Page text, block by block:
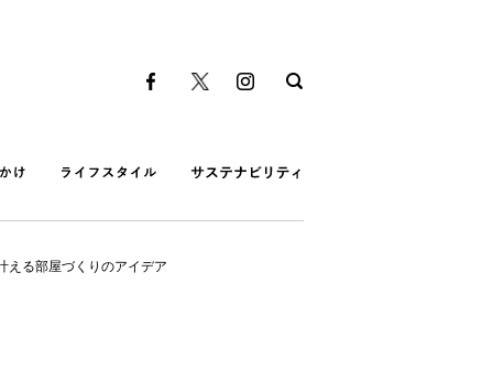
える部屋づくりのアイデア